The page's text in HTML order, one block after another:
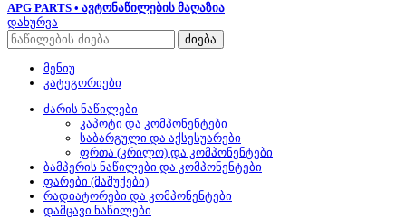
APG PARTS • ავტონაწილების მაღაზია
დახურვა
ძიება
მენიუ
კატეგორიები
ძარის ნაწილები
კაპოტი და კომპონენტები
საბარგული და აქსესუარები
ფრთა (კრილო) და კომპონენტები
ბამპერის ნაწილები და კომპონენტები
ფარები (მაშუქები)
რადიატორები და კომპონენტები
დამცავი ნაწილები